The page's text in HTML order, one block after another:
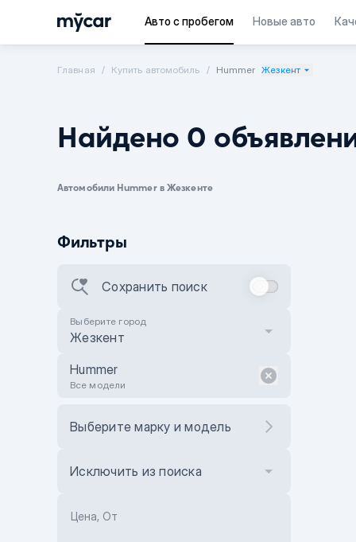
Авто с пробегом Новые авто
Главная Купить автомобиль Hummer Жезкент
Найдено 0
Автомобили Hummer в Жезкенте
Фильтры
Сохранить поиск
Выберите город
Жезкент
Hummer
Все модели
Выберите марку и модель
Исключить из поиска
Цена, От